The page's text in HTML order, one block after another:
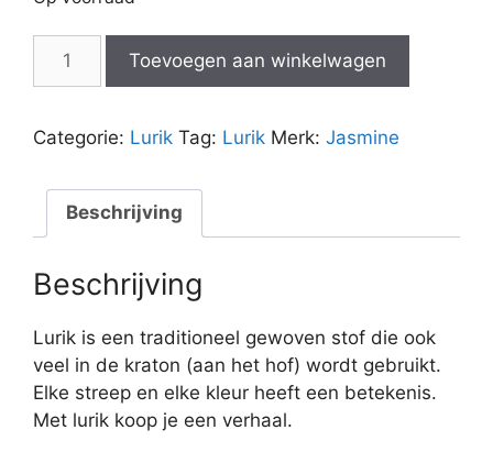
Lurik
aantal
Toevoegen aan winkelwagen
Categorie: Lurik Tag: Lurik Merk: Jasmine
Beschrijving
Beschrijving
Lurik is een traditioneel gewoven stof die ook
veel in de kraton (aan het hof) wordt gebruikt.
Elke streep en elke kleur heeft een betekenis.
Met lurik koop je een verhaal.